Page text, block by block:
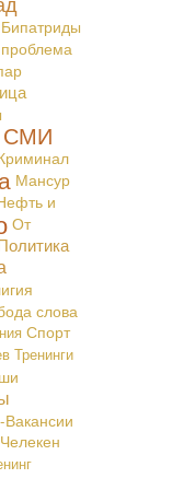
Бипатриды
СМИ
Мансур
и
От
слова
Спорт
Тренинги
Челекен